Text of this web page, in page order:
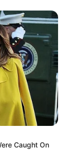
Caught On